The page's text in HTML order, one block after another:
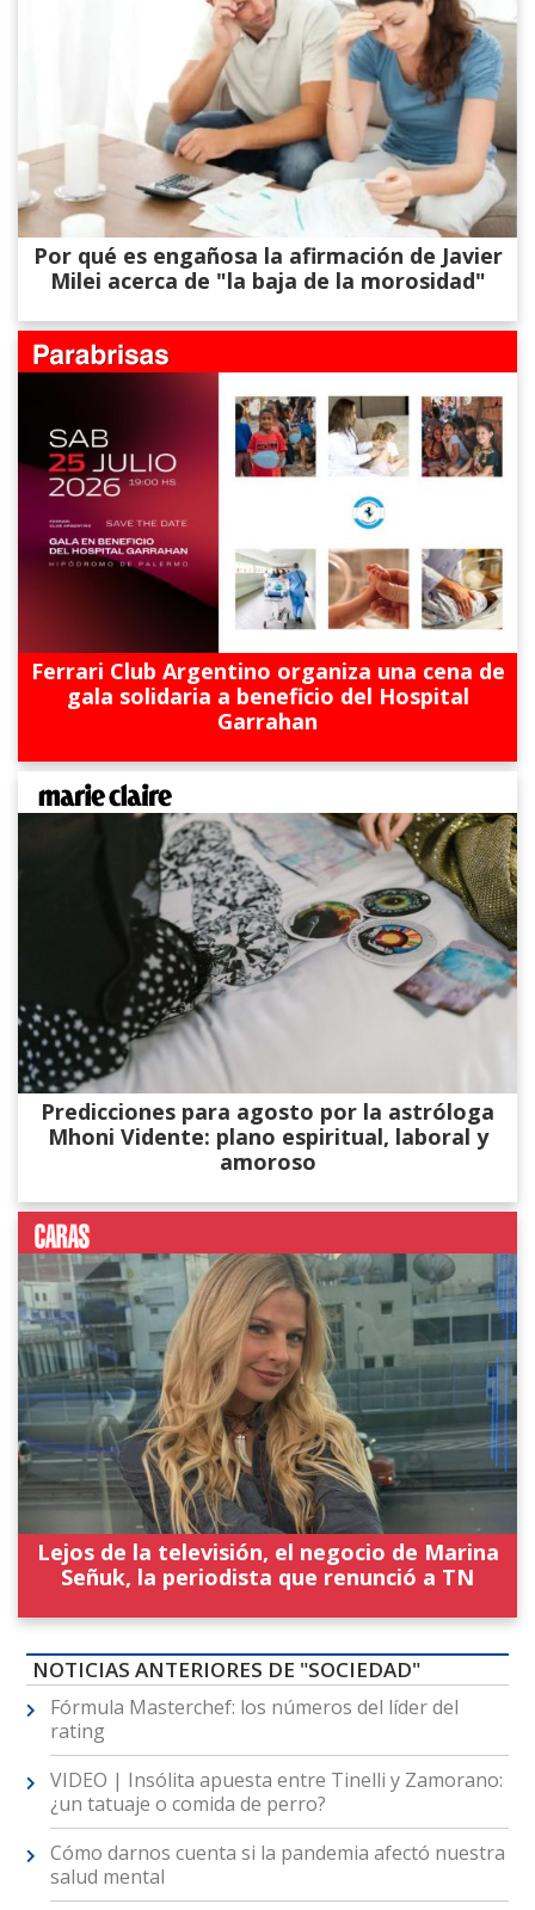
Por qué es engañosa la afirmación de Javier
Milei acerca de "la baja de la morosidad"
Ferrari Club Argentino organiza una cena de
gala solidaria a beneficio del Hospital
Garrahan
Predicciones para agosto por la astróloga
Mhoni Vidente: plano espiritual, laboral y
amoroso
Lejos de la televisión, el negocio de Marina
Señuk, la periodista que renunció a TN
NOTICIAS ANTERIORES DE "SOCIEDAD"
Fórmula Masterchef: los números del líder del
rating
VIDEO | Insólita apuesta entre Tinelli y Zamorano:
¿un tatuaje o comida de perro?
Cómo darnos cuenta si la pandemia afectó nuestra
salud mental